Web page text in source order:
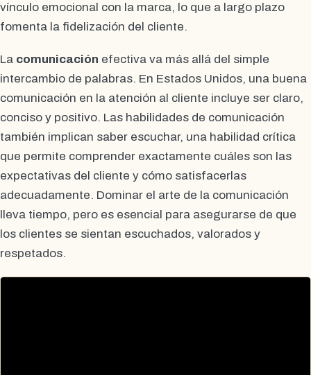
vínculo emocional con la marca, lo que a largo plazo
fomenta la fidelización del cliente.
La comunicación efectiva va más allá del simple
intercambio de palabras. En Estados Unidos, una buena
comunicación en la atención al cliente incluye ser claro,
conciso y positivo. Las habilidades de comunicación
también implican saber escuchar, una habilidad crítica
que permite comprender exactamente cuáles son las
expectativas del cliente y cómo satisfacerlas
adecuadamente. Dominar el arte de la comunicación
lleva tiempo, pero es esencial para asegurarse de que
los clientes se sientan escuchados, valorados y
respetados.